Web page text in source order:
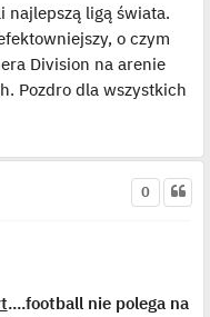
najlepszą ligą świata.
o czym
Division na arenie
Pozdro dla wszystkich
0
....football nie polega na